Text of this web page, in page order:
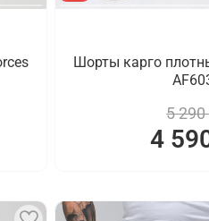
Шорты карго
5
4